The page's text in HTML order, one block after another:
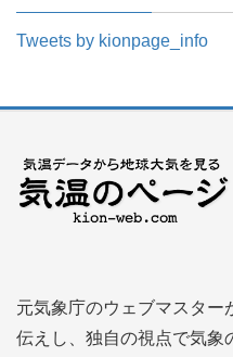
Tweets by kionpage_info
元気象庁のウェブマスター
伝えし、独自の視点で気象